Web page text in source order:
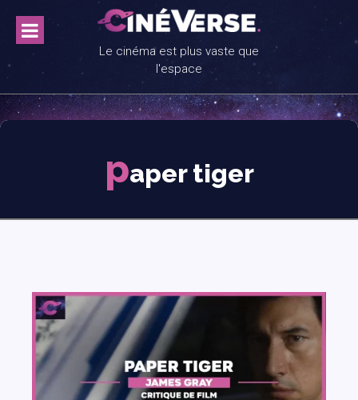
content
Le cinéma est plus vaste que
l'espace
paper tiger